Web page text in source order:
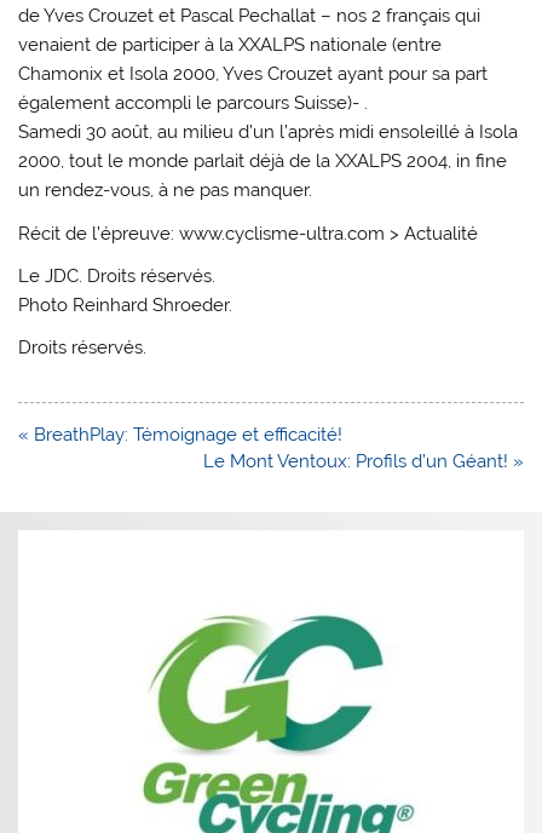
de Yves Crouzet et Pascal Pechallat – nos 2 français qui
venaient de participer à la XXALPS nationale (entre
Chamonix et Isola 2000, Yves Crouzet ayant pour sa part
également accompli le parcours Suisse)- .
Samedi 30 août, au milieu d’un l’après midi ensoleillé à Isola
2000, tout le monde parlait déjà de la XXALPS 2004, in fine
un rendez-vous, à ne pas manquer.
Récit de l’épreuve: www.cyclisme-ultra.com > Actualité
Le JDC. Droits réservés.
Photo Reinhard Shroeder.
Droits réservés.
Navigation
« BreathPlay: Témoignage et efficacité!
Le Mont Ventoux: Profils d’un Géant! »